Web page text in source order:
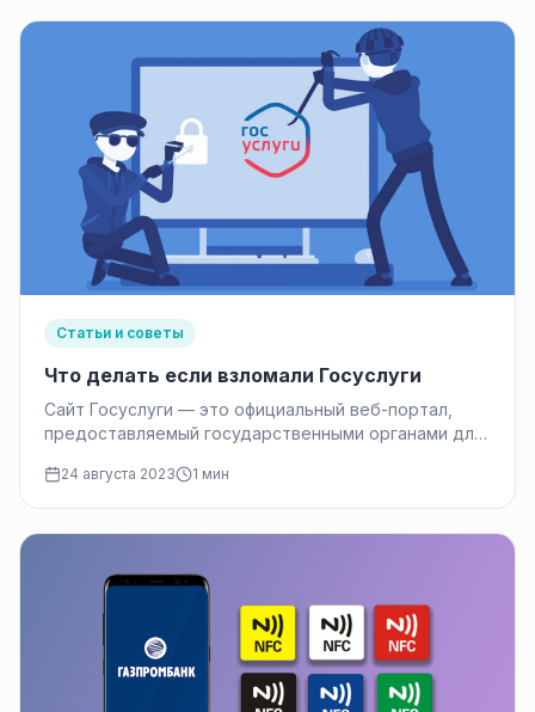
Статьи и советы
Что делать если взломали Госуслуги
Сайт Госуслуги — это официальный веб-портал,
предоставляемый государственными органами для
доступа к электронным госуслугам…
24 августа 2023 1 мин